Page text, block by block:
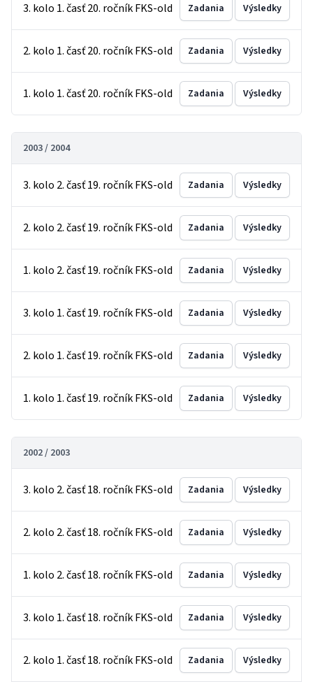
3. kolo 1. časť 20. ročník FKS-old Zadania Výsledky
2. kolo 1. časť 20. ročník FKS-old Zadania Výsledky
1. kolo 1. časť 20. ročník FKS-old Zadania Výsledky
2003 / 2004
3. kolo 2. časť 19. ročník FKS-old Zadania Výsledky
2. kolo 2. časť 19. ročník FKS-old Zadania Výsledky
1. kolo 2. časť 19. ročník FKS-old Zadania Výsledky
3. kolo 1. časť 19. ročník FKS-old Zadania Výsledky
2. kolo 1. časť 19. ročník FKS-old Zadania Výsledky
1. kolo 1. časť 19. ročník FKS-old Zadania Výsledky
2002 / 2003
3. kolo 2. časť 18. ročník FKS-old Zadania Výsledky
2. kolo 2. časť 18. ročník FKS-old Zadania Výsledky
1. kolo 2. časť 18. ročník FKS-old Zadania Výsledky
3. kolo 1. časť 18. ročník FKS-old Zadania Výsledky
2. kolo 1. časť 18. ročník FKS-old Zadania Výsledky